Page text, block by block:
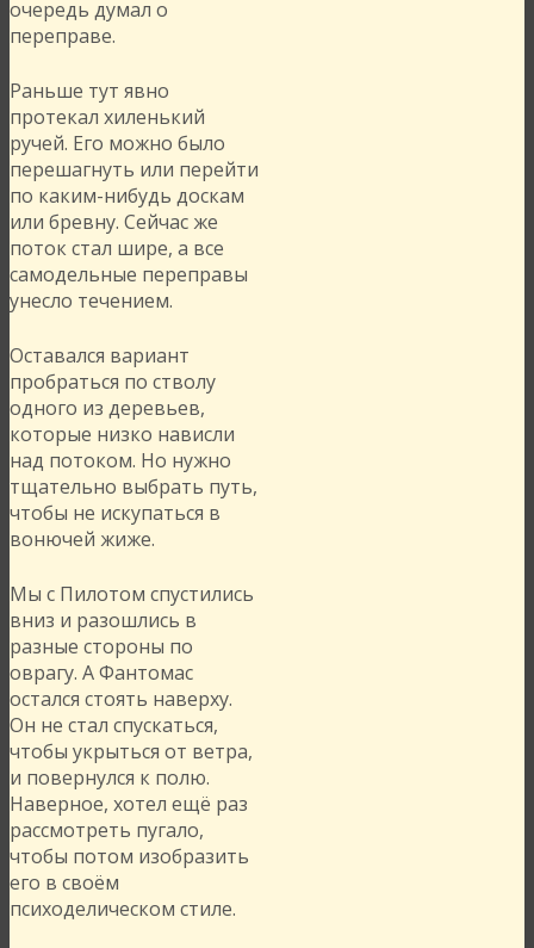
очередь думал о
переправе.
Раньше тут явно
протекал хиленький
ручей. Его можно было
перешагнуть или перейти
по каким-нибудь доскам
или бревну. Сейчас же
поток стал шире, а все
самодельные переправы
унесло течением.
Оставался вариант
пробраться по стволу
одного из деревьев,
которые низко нависли
над потоком. Но нужно
тщательно выбрать путь,
чтобы не искупаться в
вонючей жиже.
Мы с Пилотом спустились
вниз и разошлись в
разные стороны по
оврагу. А Фантомас
остался стоять наверху.
Он не стал спускаться,
чтобы укрыться от ветра,
и повернулся к полю.
Наверное, хотел ещё раз
рассмотреть пугало,
чтобы потом изобразить
его в своём
психоделическом стиле.